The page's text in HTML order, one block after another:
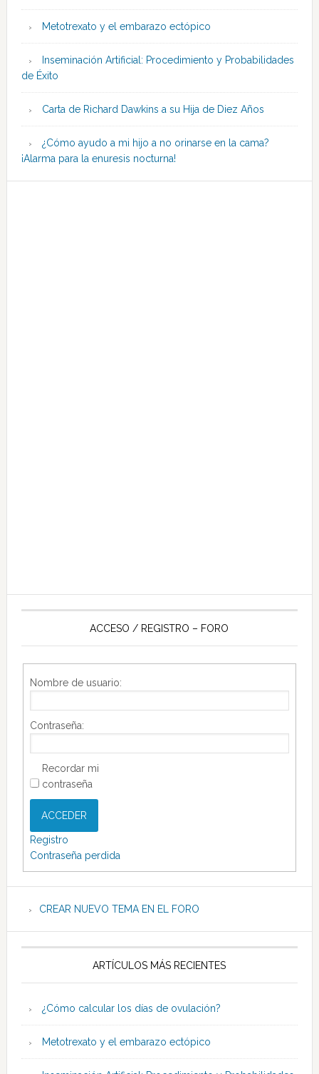
Metotrexato y el embarazo ectópico
Inseminación Artificial: Procedimiento y Probabilidades
de Éxito
Carta de Richard Dawkins a su Hija de Diez Años
¿Cómo ayudo a mi hijo a no orinarse en la cama?
¡Alarma para la enuresis nocturna!
ACCESO / REGISTRO – FORO
Nombre de usuario:
Contraseña:
Recordar mi
contraseña
ACCEDER
Registro
Contraseña perdida
CREAR NUEVO TEMA EN EL FORO
ARTÍCULOS MÁS RECIENTES
¿Cómo calcular los días de ovulación?
Metotrexato y el embarazo ectópico